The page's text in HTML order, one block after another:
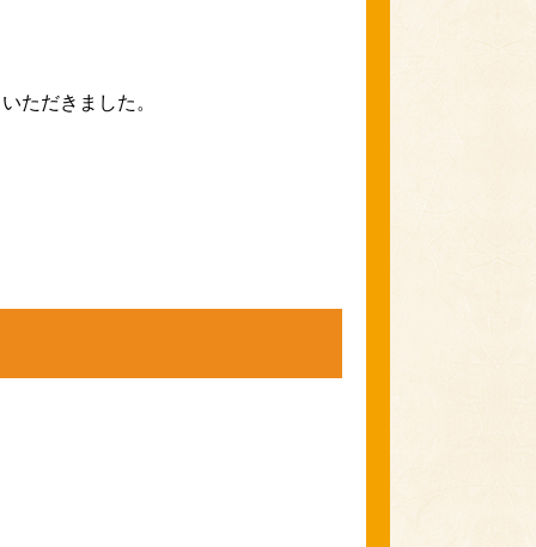
ただきました。